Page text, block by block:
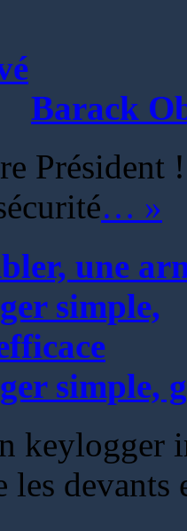
Barack
Président
… »
simple,
keylogger
les